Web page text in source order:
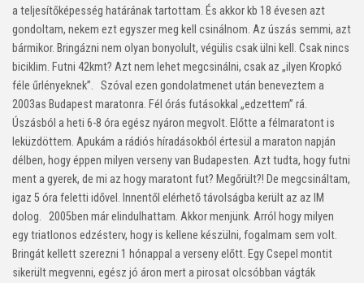
a teljesítőképesség határának tartottam. És akkor kb 18 évesen azt
gondoltam, nekem ezt egyszer meg kell csinálnom. Az úszás semmi, azt
bármikor. Bringázni nem olyan bonyolult, végülis csak ülni kell. Csak nincs
biciklim. Futni 42kmt? Azt nem lehet megcsinálni, csak az „ilyen Kropkó
féle űrlényeknek”. Szóval ezen gondolatmenet után beneveztem a
2003as Budapest maratonra. Fél órás futásokkal „edzettem” rá.
Úszásból a heti 6-8 óra egész nyáron megvolt. Előtte a félmaratont is
leküzdöttem. Apukám a rádiós híradásokból értesül a maraton napján
délben, hogy éppen milyen verseny van Budapesten. Azt tudta, hogy futni
ment a gyerek, de mi az hogy maratont fut? Megőrült?! De megcsináltam,
igaz 5 óra feletti idővel. Innentől elérhető távolságba került az az IM
dolog. 2005ben már elindulhattam. Akkor menjünk. Arról hogy milyen
egy triatlonos edzésterv, hogy is kellene készülni, fogalmam sem volt.
Bringát kellett szerezni 1 hónappal a verseny előtt. Egy Csepel montit
sikerült megvenni, egész jó áron mert a pirosat olcsóbban vágták